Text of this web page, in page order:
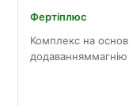
Фертіплюс
Комплекс на
додаванняммагнію